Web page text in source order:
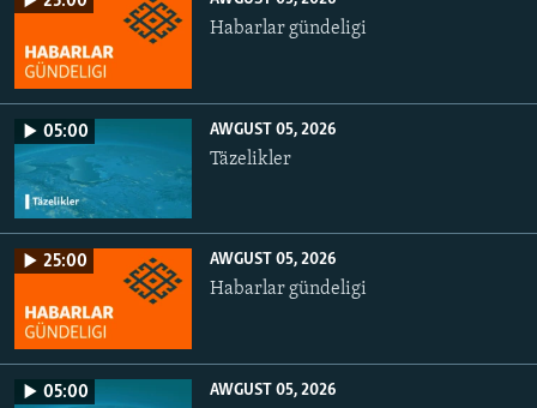
Habarlar gündeligi
05:00 AWGUST 05, 2026
Täzelikler
25:00 AWGUST 05, 2026
Habarlar gündeligi
05:00 AWGUST 05, 2026